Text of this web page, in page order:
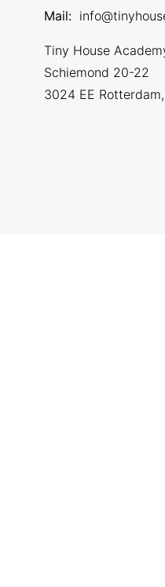
Mail:
Tiny House
Schiemond 20-22
3024 EE